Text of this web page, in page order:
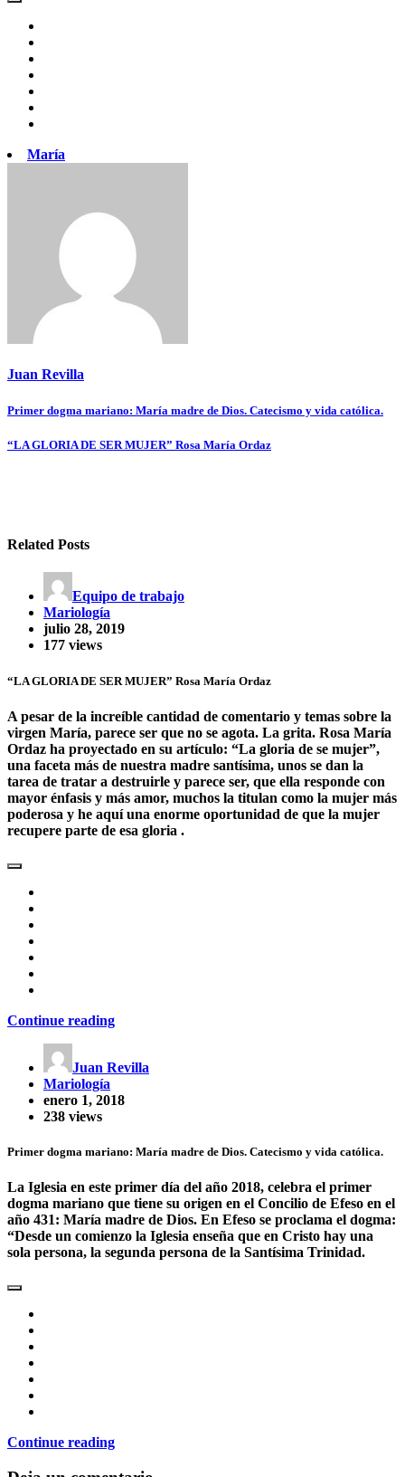
María
Juan Revilla
Navegación
de
Primer dogma mariano: María madre de Dios. Catecismo y vida católica.
“LA GLORIA DE SER MUJER” Rosa María Ordaz
Related Posts
Equipo de trabajo
Mariología
julio 28, 2019
177 views
“LA GLORIA DE SER MUJER” Rosa María Ordaz
A pesar de la increíble cantidad de comentario y temas sobre la
virgen María, parece ser que no se agota. La grita. Rosa María
Ordaz ha proyectado en su artículo: “La gloria de se mujer”,
una faceta más de nuestra madre santísima, unos se dan la
tarea de tratar a destruirle y parece ser, que ella responde con
mayor énfasis y más amor, muchos la titulan como la mujer más
poderosa y he aquí una enorme oportunidad de que la mujer
recupere parte de esa gloria .
Continue reading
Juan Revilla
Mariología
enero 1, 2018
238 views
Primer dogma mariano: María madre de Dios. Catecismo y vida católica.
La Iglesia en este primer día del año 2018, celebra el primer
dogma mariano que tiene su origen en el Concilio de Efeso en el
año 431: María madre de Dios. En Efeso se proclama el dogma:
“Desde un comienzo la Iglesia enseña que en Cristo hay una
sola persona, la segunda persona de la Santísima Trinidad.
Continue reading